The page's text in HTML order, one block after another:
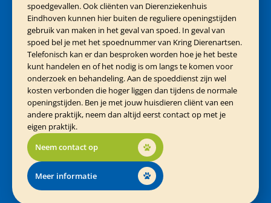
spoedgevallen. Ook cliënten van Dierenziekenhuis
Eindhoven kunnen hier buiten de reguliere openingstijden
gebruik van maken in het geval van spoed. In geval van
spoed bel je met het spoednummer van Kring Dierenartsen.
Telefonisch kan er dan besproken worden hoe je het beste
kunt handelen en of het nodig is om langs te komen voor
onderzoek en behandeling. Aan de spoeddienst zijn wel
kosten verbonden die hoger liggen dan tijdens de normale
openingstijden. Ben je met jouw huisdieren cliënt van een
andere praktijk, neem dan altijd eerst contact op met je
eigen praktijk.
Neem contact op
Meer informatie